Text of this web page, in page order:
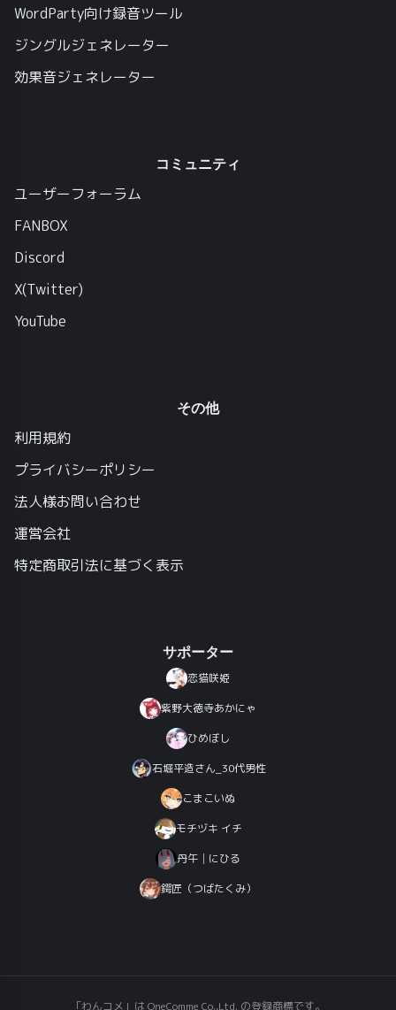
WordParty向け録音ツール
ジングルジェネレーター
効果音ジェネレーター
コミュニティ
ユーザーフォーラム
FANBOX
Discord
X(Twitter)
YouTube
その他
利用規約
プライバシーポリシー
法人様お問い合わせ
運営会社
特定商取引法に基づく表示
サポーター
恋猫咲姫
紫野大徳寺あかにゃ
ひめぼし
石堀平造さん_30代男性
こまこいぬ
モチヅキ イチ
丹午│にひる
鍔匠（つばたくみ）
「わんコメ」は OneComme Co.,Ltd. の登録商標です。